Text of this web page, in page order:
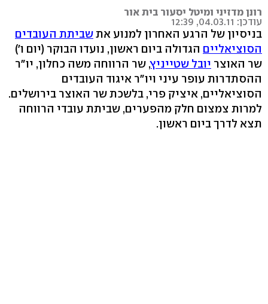
רונן מדזיני ומיטל יסעור בית אור
עודכן: 04.03.11, 12:39
בניסיון של הרגע האחרון למנוע אתשביתת העובדים
הסוציאליים הגדולה ביום ראשון, נועדו הבוקר (יום ו')
שר האוצר יובל שטייניץ, שר הרווחה משה כחלון, יו"ר
ההסתדרות עופר עיני ויו"ר איגוד העובדים
הסוציאליים, איציק פרי, בלשכת שר האוצר בירושלים.
למרות צמצום חלק מהפערים, שביתת עובדי הרווחה
תצא לדרך ביום ראשון.